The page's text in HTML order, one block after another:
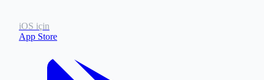
iOS için
App Store